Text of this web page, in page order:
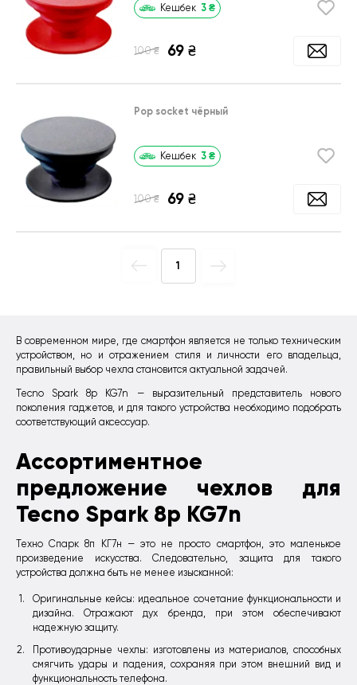
В современном мире, где смартфон является не только техническим
устройством, но и отражением стиля и личности его владельца,
правильный выбор чехла становится актуальной задачей.
Tecno Spark 8p KG7n — выразительный представитель нового
поколения гаджетов, и для такого устройства необходимо подобрать
соответствующий аксессуар.
Ассортиментное
предложение чехлов для
Tecno Spark 8p KG7n
Техно Спарк 8п КГ7н — это не просто смартфон, это маленькое
произведение искусства. Следовательно, защита для такого
устройства должна быть не менее изысканной:
Оригинальные кейсы: идеальное сочетание функциональности и
дизайна. Отражают дух бренда, при этом обеспечивают
надежную защиту.
Противоударные чехлы: изготовлены из материалов, способных
смягчить удары и падения, сохраняя при этом внешний вид и
функциональность телефона.
Кешбек 3 ₴
100 ₴ 69 ₴
Pop socket чёрный
Кешбек 3 ₴
100 ₴ 69 ₴
1